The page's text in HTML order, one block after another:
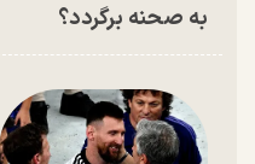
به صحنه برگردد؟